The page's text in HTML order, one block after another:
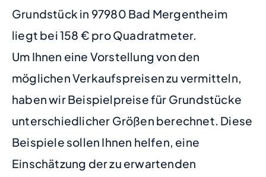
Grundstück in 97980 Bad Mergentheim
liegt bei 158 € pro Quadratmeter.
Um Ihnen eine Vorstellung von den
möglichen Verkaufspreisen zu vermitteln,
haben wir Beispielpreise für Grundstücke
unterschiedlicher Größen berechnet. Diese
Beispiele sollen Ihnen helfen, eine
Einschätzung der zu erwartenden